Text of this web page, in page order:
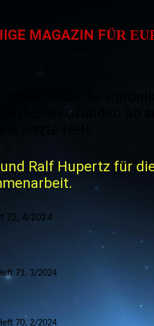
MAGAZIN FÜR
Gründen ab
Ralf Hupertz für
71, 3/2024
70, 2/2024